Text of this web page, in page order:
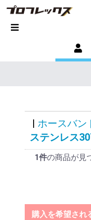
| ホースバン
ステンレス
1件の商品が見
購入を希望され